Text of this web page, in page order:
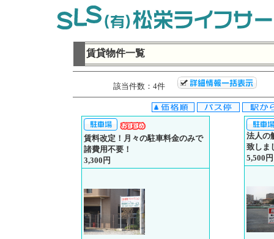
賃貸物件一覧
該当件数：4件
賃料改定！月々の駐車料金のみで
諸費用不要！
3,300円
法人の
致しま
5,500円